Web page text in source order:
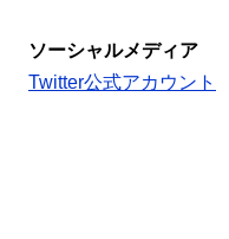
ソーシャルメディア
Twitter公式アカウント